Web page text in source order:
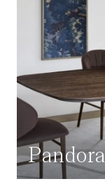
Pandora